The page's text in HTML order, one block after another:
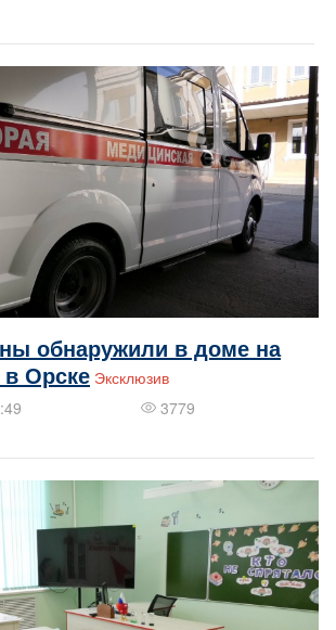
обнаружили в доме на
Орске Эксклюзив
3779